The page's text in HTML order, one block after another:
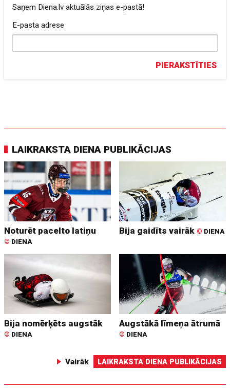
Saņem Diena.lv aktuālās ziņas e-pastā!
E-pasta adrese
PIERAKSTĪTIES
LAIKRAKSTA DIENA PUBLIKĀCIJAS
Noturēt pacelto latiņu
© DIENA
Bija gaidīts vairāk © DIENA
Bija nomērķēts augstāk
© DIENA
Augstākā līmeņa ātrumā
© DIENA
Vairāk LAIKRAKSTA DIENA PUBLIKĀCIJAS